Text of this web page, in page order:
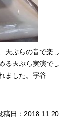
天ぷらの音で楽し
る天ぷら実演でし
ました。宇谷
稿日：2018.11.20